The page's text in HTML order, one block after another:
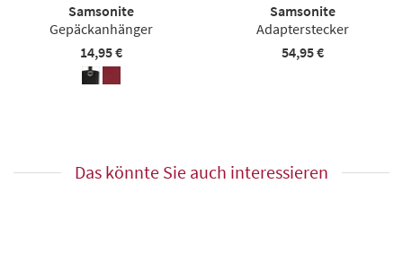
Samsonite
Gepäckanhänger
14,95 €
Samsonite
Adapterstecker
54,95 €
Das könnte Sie auch interessieren